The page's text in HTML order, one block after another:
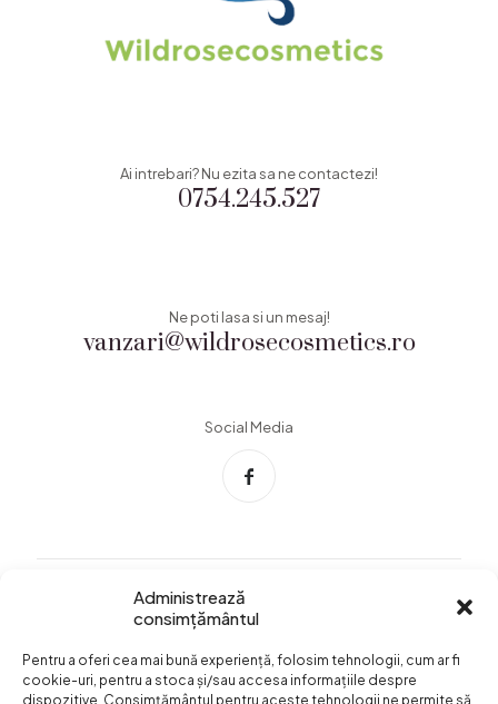
Administrează
consimțământul
Pentru a oferi cea mai bună experiență, folosim tehnologii, cum ar fi
cookie-uri, pentru a stoca și/sau accesa informațiile despre
dispozitive. Consimțământul pentru aceste tehnologii ne permite să
0754.245.527
Ai intrebari? Nu ezita sa ne contactezi!
vanzari@wildrosecosmetics.ro
Ne poti lasa si un mesaj!
Social Media
Termeni si conditii